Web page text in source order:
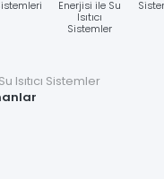
Enerjisi ile Su
Isıtıcı
Sistemler
Isıtıcı Sistemler